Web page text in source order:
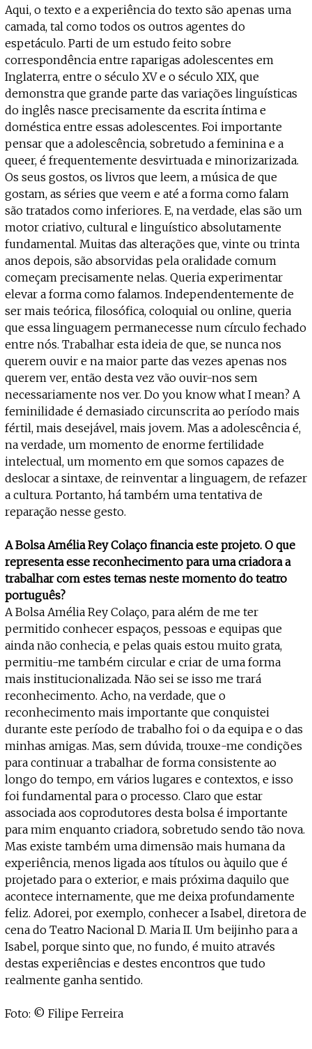
Aqui, o texto e a experiência do texto são apenas uma
camada, tal como todos os outros agentes do
espetáculo. Parti de um estudo feito sobre
correspondência entre raparigas adolescentes em
Inglaterra, entre o século XV e o século XIX, que
demonstra que grande parte das variações linguísticas
do inglês nasce precisamente da escrita íntima e
doméstica entre essas adolescentes. Foi importante
pensar que a adolescência, sobretudo a feminina e a
queer, é frequentemente desvirtuada e minorizarizada.
Os seus gostos, os livros que leem, a música de que
gostam, as séries que veem e até a forma como falam
são tratados como inferiores. E, na verdade, elas são um
motor criativo, cultural e linguístico absolutamente
fundamental. Muitas das alterações que, vinte ou trinta
anos depois, são absorvidas pela oralidade comum
começam precisamente nelas. Queria experimentar
elevar a forma como falamos. Independentemente de
ser mais teórica, filosófica, coloquial ou online, queria
que essa linguagem permanecesse num círculo fechado
entre nós. Trabalhar esta ideia de que, se nunca nos
querem ouvir e na maior parte das vezes apenas nos
querem ver, então desta vez vão ouvir-nos sem
necessariamente nos ver. Do you know what I mean? A
feminilidade é demasiado circunscrita ao período mais
fértil, mais desejável, mais jovem. Mas a adolescência é,
na verdade, um momento de enorme fertilidade
intelectual, um momento em que somos capazes de
deslocar a sintaxe, de reinventar a linguagem, de refazer
a cultura. Portanto, há também uma tentativa de
reparação nesse gesto.
A Bolsa Amélia Rey Colaço financia este projeto. O que
representa esse reconhecimento para uma criadora a
trabalhar com estes temas neste momento do teatro
português?
A Bolsa Amélia Rey Colaço, para além de me ter
permitido conhecer espaços, pessoas e equipas que
ainda não conhecia, e pelas quais estou muito grata,
permitiu-me também circular e criar de uma forma
mais institucionalizada. Não sei se isso me trará
reconhecimento. Acho, na verdade, que o
reconhecimento mais importante que conquistei
durante este período de trabalho foi o da equipa e o das
minhas amigas. Mas, sem dúvida, trouxe-me condições
para continuar a trabalhar de forma consistente ao
longo do tempo, em vários lugares e contextos, e isso
foi fundamental para o processo. Claro que estar
associada aos coprodutores desta bolsa é importante
para mim enquanto criadora, sobretudo sendo tão nova.
Mas existe também uma dimensão mais humana da
experiência, menos ligada aos títulos ou àquilo que é
projetado para o exterior, e mais próxima daquilo que
acontece internamente, que me deixa profundamente
feliz. Adorei, por exemplo, conhecer a Isabel, diretora de
cena do Teatro Nacional D. Maria II. Um beijinho para a
Isabel, porque sinto que, no fundo, é muito através
destas experiências e destes encontros que tudo
realmente ganha sentido.
Foto: © Filipe Ferreira